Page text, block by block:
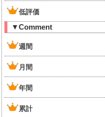
低評価
▼Comment
週間
月間
年間
累計